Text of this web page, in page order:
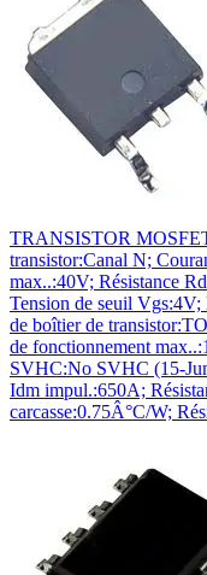
TRANSISTOR
transistor:Canal N;
max..:40V; Résistance
Tension de seuil Vgs:4V;
de boîtier de
de fonctionnement
SVHC:No SVHC (15-
Idm impul.:650A;
carcasse:0.75Â°C/W;